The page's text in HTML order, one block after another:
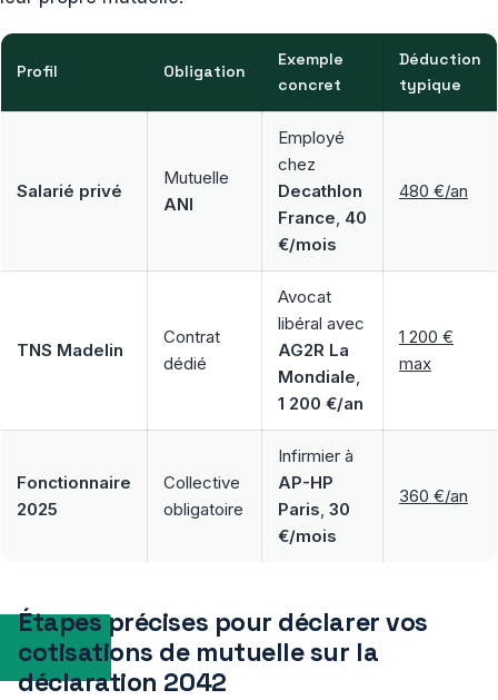
Profil Obligation
Exemple
concret
Déduction
typique
Salarié privé
Mutuelle
ANI
Employé
chez
Decathlon
France 40
€/mois
480 €/an
TNS Madelin
Contrat
dédié
Avocat
libéral avec
AG2R La
Mondiale
1 200 €/an
1 200 €
max
Fonctionnaire
2025
Collective
obligatoire
Infirmier à
AP-HP
Paris 30
€/mois
360 €/an
Étapes précises pour déclarer vos
cotisations de mutuelle sur la
déclaration 2042